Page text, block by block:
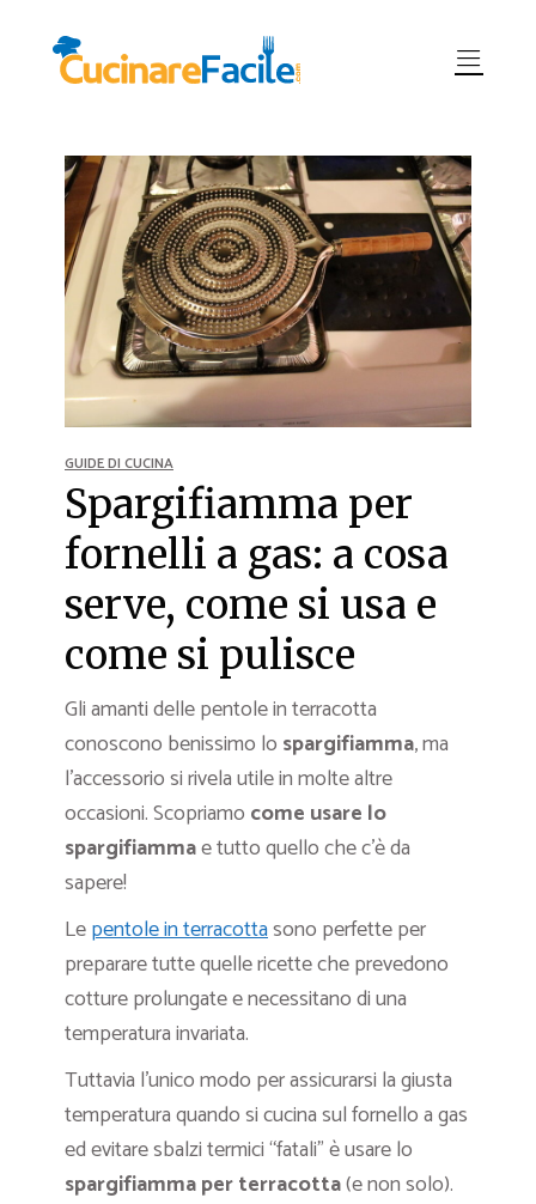
GUIDE DI CUCINA
Spargifiamma per
fornelli a gas: a cosa
serve, come si usa e
come si pulisce
Gli amanti delle pentole in terracotta
conoscono benissimo lo spargifiamma, ma
l’accessorio si rivela utile in molte altre
occasioni. Scopriamo come usare lo
spargifiammae tutto quello che c’è da
sapere!
Lepentole in terracottasono perfette per
preparare tutte quelle ricette che prevedono
cotture prolungate e necessitano di una
temperatura invariata.
Tuttavia l’unico modo per assicurarsi la giusta
temperatura quando si cucina sul fornello a gas
ed evitare sbalzi termici “fatali” è usare lo
spargifiamma per terracotta(e non solo).